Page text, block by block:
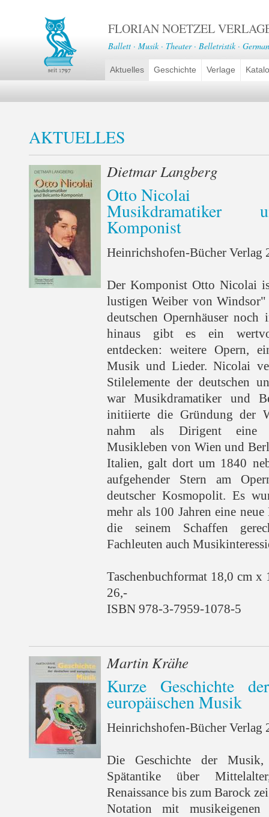
FLORIAN NOETZEL
Ballett · Musik · Theater · Belletristik ·
Aktuelles Geschichte Verlage
AKTUELLES
Dietmar Langberg
Otto Nicolai
Musikdramatiker
Komponist
Heinrichshofen-Bücher Verlag
Der Komponist Otto Nicolai
lustigen Weiber von
deutschen Opernhäuser noch
hinaus gibt es ein
entdecken: weitere Opern,
Musik und Lieder. Nicolai
Stilelemente der deutschen
war Musikdramatiker und
initiierte die Gründung der
nahm als Dirigent eine
Musikleben von Wien und
Italien, galt dort um 1840
aufgehender Stern am
deutscher Kosmopolit. Es
mehr als 100 Jahren eine
die seinem Schaffen
Fachleuten auch
Taschenbuchformat 18,0 cm
26,-
ISBN 978-3-7959-1078-5
Martin Krähe
Kurze Geschichte
europäischen Musik
Heinrichshofen-Bücher Verlag
Die Geschichte der
Spätantike über
Renaissance bis zum Barock
Notation mit musikeigenen